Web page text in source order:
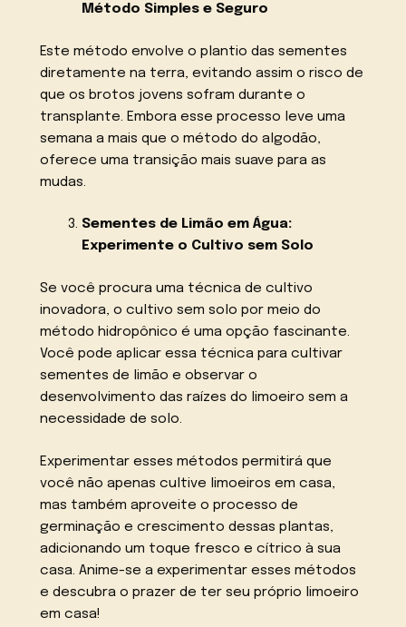
Método Simples e Seguro
Este método envolve o plantio das sementes
diretamente na terra, evitando assim o risco de
que os brotos jovens sofram durante o
transplante. Embora esse processo leve uma
semana a mais que o método do algodão,
oferece uma transição mais suave para as
mudas.
Sementes de Limão em Água:
Experimente o Cultivo sem Solo
Se você procura uma técnica de cultivo
inovadora, o cultivo sem solo por meio do
método hidropônico é uma opção fascinante.
Você pode aplicar essa técnica para cultivar
sementes de limão e observar o
desenvolvimento das raízes do limoeiro sem a
necessidade de solo.
Experimentar esses métodos permitirá que
você não apenas cultive limoeiros em casa,
mas também aproveite o processo de
germinação e crescimento dessas plantas,
adicionando um toque fresco e cítrico à sua
casa. Anime-se a experimentar esses métodos
e descubra o prazer de ter seu próprio limoeiro
em casa!